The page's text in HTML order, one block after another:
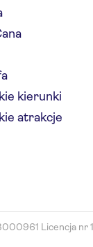
kierunki
atrakcje
Licencja nr